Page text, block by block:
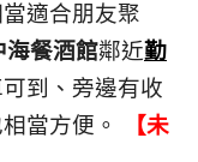
適合朋友聚
餐酒館鄰近勤
可到、旁邊有收
當方便。
【未